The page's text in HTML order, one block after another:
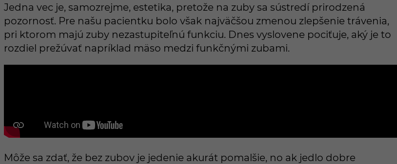
Jedna vec je, samozrejme, estetika, pretože na zuby sa sústredí prirodzená
pozornosť. Pre našu pacientku bolo však najväčšou zmenou zlepšenie trávenia,
pri ktorom majú zuby nezastupiteľnú funkciu. Dnes vyslovene pociťuje, aký je to
rozdiel prežúvať napríklad mäso medzi funkčnými zubami.
Môže sa zdať, že bez zubov je jedenie akurát pomalšie, no ak jedlo dobre